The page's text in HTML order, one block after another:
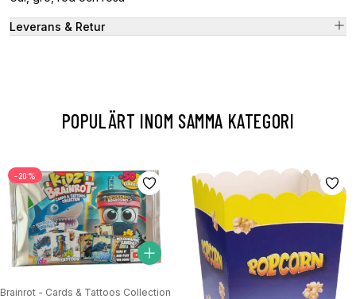
Leverans & Retur
POPULÄRT INOM SAMMA KATEGORI
-20%
Brainrot - Cards & Tattoos Collection